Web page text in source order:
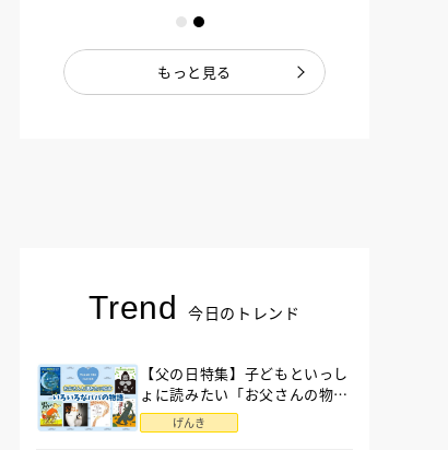
もっと見る
Trend 今日のトレンド
【父の日特集】子どもといっし
ょに読みたい「お父さんの物
語」６選
げんき